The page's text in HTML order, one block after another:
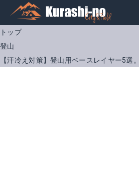
トップ
登山
【汗冷え対策】登山用ベースレイヤー5